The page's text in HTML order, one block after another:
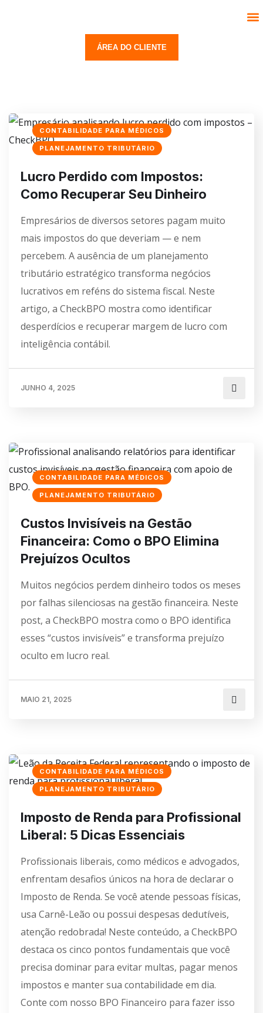
ÁREA DO CLIENTE
CONTABILIDADE PARA MÉDICOS
PLANEJAMENTO TRIBUTÁRIO
Lucro Perdido com Impostos:
Como Recuperar Seu Dinheiro
Empresários de diversos setores pagam muito
mais impostos do que deveriam — e nem
percebem. A ausência de um planejamento
tributário estratégico transforma negócios
lucrativos em reféns do sistema fiscal. Neste
artigo, a CheckBPO mostra como identificar
desperdícios e recuperar margem de lucro com
inteligência contábil.
JUNHO 4, 2025
CONTABILIDADE PARA MÉDICOS
PLANEJAMENTO TRIBUTÁRIO
Custos Invisíveis na Gestão
Financeira: Como o BPO Elimina
Prejuízos Ocultos
Muitos negócios perdem dinheiro todos os meses
por falhas silenciosas na gestão financeira. Neste
post, a CheckBPO mostra como o BPO identifica
esses “custos invisíveis” e transforma prejuízo
oculto em lucro real.
MAIO 21, 2025
CONTABILIDADE PARA MÉDICOS
PLANEJAMENTO TRIBUTÁRIO
Imposto de Renda para Profissional
Liberal: 5 Dicas Essenciais
Profissionais liberais, como médicos e advogados,
enfrentam desafios únicos na hora de declarar o
Imposto de Renda. Se você atende pessoas físicas,
usa Carnê-Leão ou possui despesas dedutíveis,
atenção redobrada! Neste conteúdo, a CheckBPO
destaca os cinco pontos fundamentais que você
precisa dominar para evitar multas, pagar menos
impostos e manter sua contabilidade em dia.
Conte com nosso BPO Financeiro para fazer isso